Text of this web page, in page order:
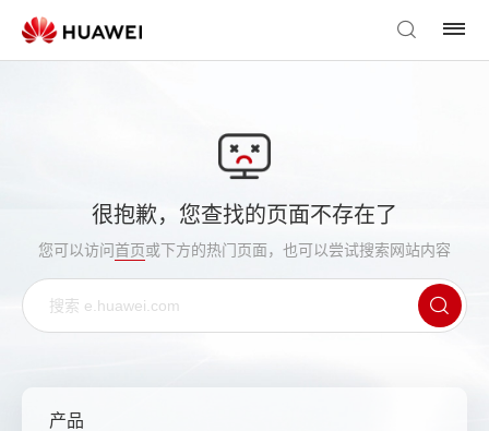
很抱歉，您查找的页面不存在了
您可以访问首页或下方的热门页面，也可以尝试搜索网站内容
产品